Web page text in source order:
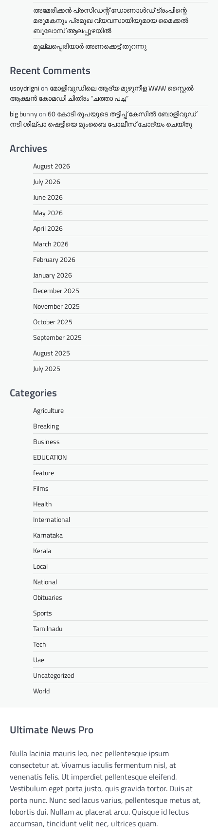
അമേരിക്കൻ പ്രസിഡന്റ് ഡോണാൾഡ് ട്രംപിന്റെ
മരുമകനും പ്രമുഖ വ്യവസായിയുമായ മൈക്കൽ
ബൂലോസ് ആലപ്പുഴയിൽ
മുല്ലപ്പെരിയാര്‍ അണക്കെട്ട് തുറന്നു
Recent Comments
usoydrlgnion മോളിവുഡിലെ ആദ്യ മുഴുനീള WWW സ്റ്റൈൽ
ആക്ഷൻ കോമഡി ചിത്രം “ചത്താ പച്ച”
big bunnyon60 കോടി രൂപയുടെ തട്ടിപ്പ് കേസിൽ ബോളിവുഡ്
നടി ശില്പാ ഷെട്ടിയെ മുംബൈ പോലീസ് ചോദ്യം ചെയ്തു
Archives
August 2026
July 2026
June 2026
May 2026
April 2026
March 2026
February 2026
January 2026
December 2025
November 2025
October 2025
September 2025
August 2025
July 2025
Categories
Agriculture
Breaking
Business
EDUCATION
feature
Films
Health
International
Karnataka
Kerala
Local
National
Obituaries
Sports
Tamilnadu
Tech
Uae
Uncategorized
World
Ultimate News Pro
Nulla lacinia mauris leo, nec pellentesque ipsum
consectetur at. Vivamus iaculis fermentum nisl, at
venenatis felis. Ut imperdiet pellentesque eleifend.
Vestibulum eget porta justo, quis gravida tortor. Duis at
porta nunc. Nunc sed lacus varius, pellentesque metus at,
lobortis dui. Nullam ac placerat arcu. Quisque id lectus
accumsan, tincidunt velit nec, ultrices quam.